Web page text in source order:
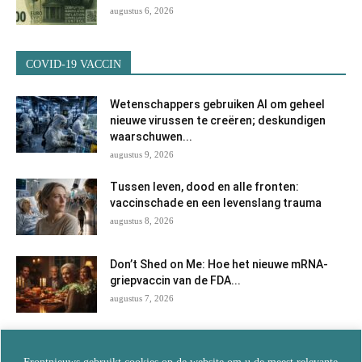
augustus 6, 2026
COVID-19 VACCIN
Wetenschappers gebruiken AI om geheel
nieuwe virussen te creëren; deskundigen
waarschuwen...
augustus 9, 2026
Tussen leven, dood en alle fronten:
vaccinschade en een levenslang trauma
augustus 8, 2026
Don’t Shed on Me: Hoe het nieuwe mRNA-
griepvaccin van de FDA...
augustus 7, 2026
doet verslag van behandelingen met